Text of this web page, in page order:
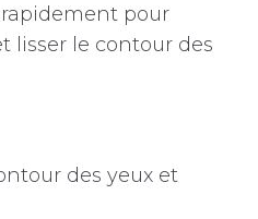
pour
lisser le contour des
des yeux et